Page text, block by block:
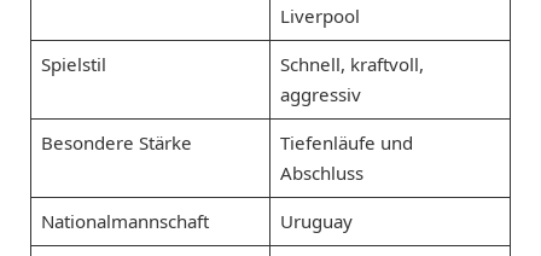
Liverpool
Spielstil
Schnell, kraftvoll,
aggressiv
Besondere Stärke
Tiefenläufe und
Abschluss
Nationalmannschaft
Uruguay